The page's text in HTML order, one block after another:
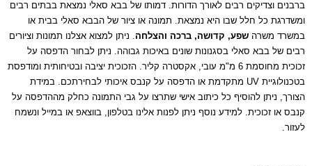
ברבנים וצדיקים רבים לאורך הדורות. דמותו של בבא סאלי נמצאת בבתים רבים
ומשדרגת כל חלל שבו היא נמצאת. תמונה או ציור של הבבא סאלי בבית או
במשרד משרה שפע, קדושה, ברכה והצלחה . ניתן למצוא אצלנו תמונות וציורים
רבים של בבא סאלי בסגנונות שונים באיכות גבוהה. ניתן לבחור הדפסה על
זכוכית מחוסמת 6 מ"מ עובי, אקסטרה קליר. הזכוכית יציבה ובטיחותית ומודפסת
בטכנולוגיית UV מתקדמת או הדפסה על קנבס איכותי לבחירתכם. במידת
הצורך, ניתן להוסיף כל כיתוב אישי שתרצו על גבי התמונה כחלק מההדפסה על
קנבס או זכוכית. למידע נוסף ניתן לפנות אלינו בטלפון, בווצאפ או במייל ונשמח
לעזור.